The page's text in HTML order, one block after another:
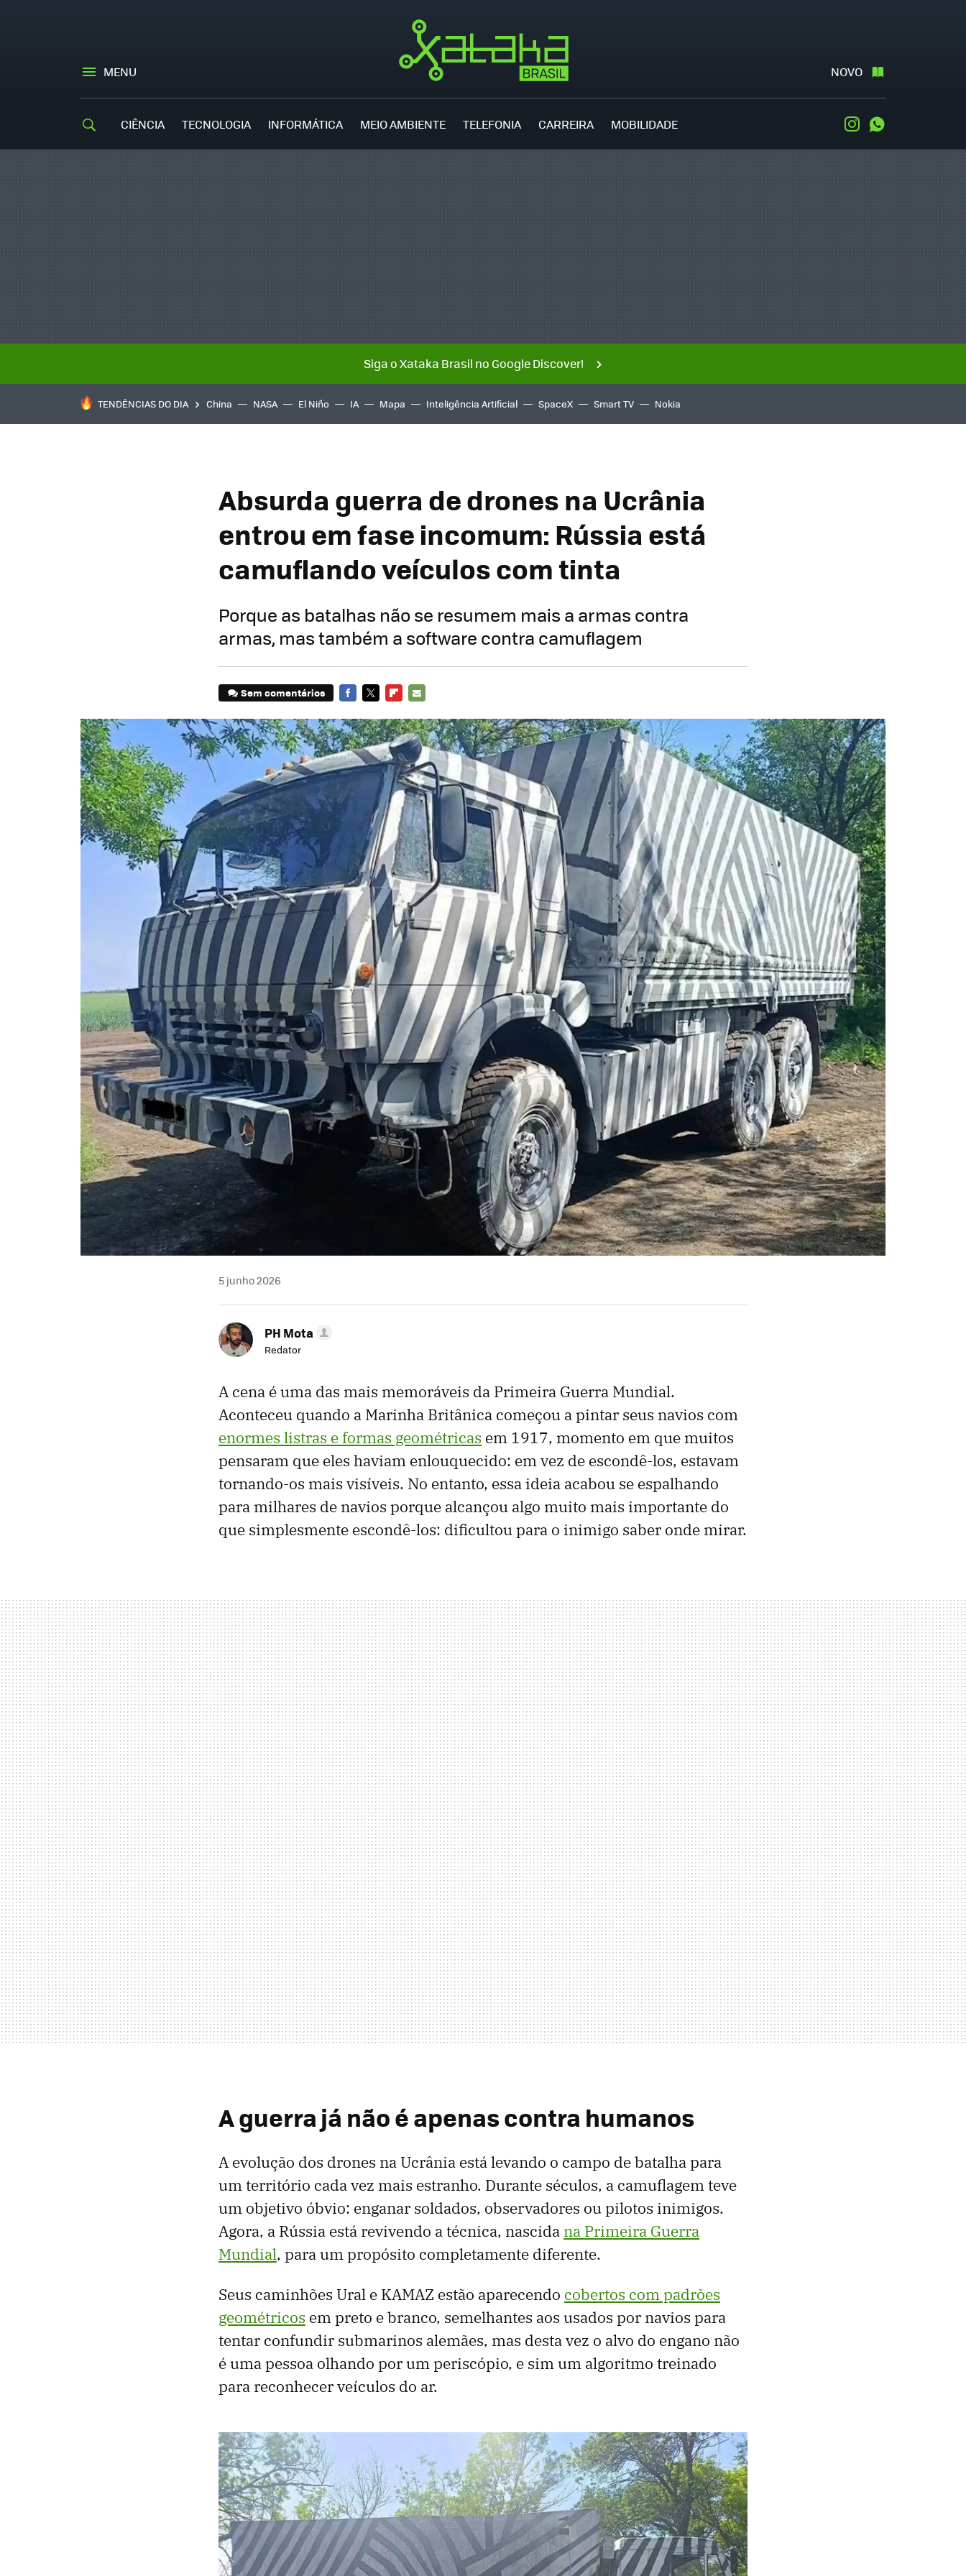
MENU NOVO
CIÊNCIA TECNOLOGIA INFORMÁTICA MEIO AMBIENTE TELEFONIA CARREIRA MOBILIDADE Instagram
Siga o Xataka Brasil no Google Discover!
TENDÊNCIAS DO DIA China NASA El Niño IA Mapa Inteligência Artificial SpaceX Smart TV Nokia
Absurda guerra de drones na Ucrânia
entrou em fase incomum: Rússia está
camuflando veículos com tinta
Porque as batalhas não se resumem mais a armas contra
armas, mas também a software contra camuflagem
Sem comentários
MAIL
5 junho 2026
PH Mota
Redator
A cena é uma das mais memoráveis ​​da Primeira Guerra Mundial.
Aconteceu quando a Marinha Britânica começou a pintar seus navios com
enormes listras e formas geométricas em 1917, momento em que muitos
pensaram que eles haviam enlouquecido: em vez de escondê-los, estavam
tornando-os mais visíveis. No entanto, essa ideia acabou se espalhando
para milhares de navios porque alcançou algo muito mais importante do
que simplesmente escondê-los: dificultou para o inimigo saber onde mirar.
A guerra já não é apenas contra humanos
A evolução dos drones na Ucrânia está levando o campo de batalha para
um território cada vez mais estranho. Durante séculos, a camuflagem teve
um objetivo óbvio: enganar soldados, observadores ou pilotos inimigos.
Agora, a Rússia está revivendo a técnica, nascida na Primeira Guerra
Mundial, para um propósito completamente diferente.
Seus caminhões Ural e KAMAZ estão aparecendo cobertos com padrões
geométricos em preto e branco, semelhantes aos usados ​​por navios para
tentar confundir submarinos alemães, mas desta vez o alvo do engano não
é uma pessoa olhando por um periscópio, e sim um algoritmo treinado
para reconhecer veículos do ar.